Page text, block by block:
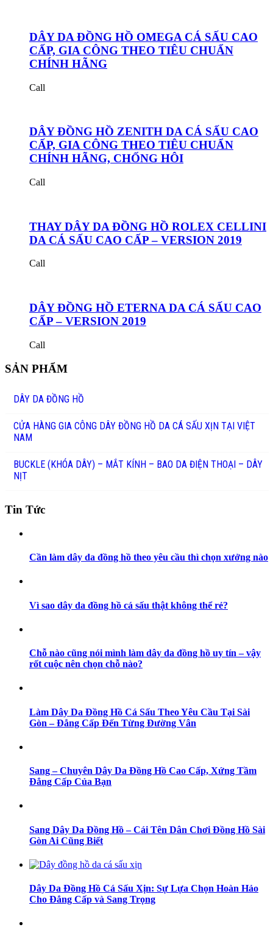
DÂY DA ĐỒNG HỒ OMEGA CÁ SẤU CAO
CẤP, GIA CÔNG THEO TIÊU CHUẨN
CHÍNH HÃNG
Call
DÂY ĐỒNG HỒ ZENITH DA CÁ SẤU CAO
CẤP, GIA CÔNG THEO TIÊU CHUẨN
CHÍNH HÃNG, CHỐNG HÔI
Call
THAY DÂY DA ĐỒNG HỒ ROLEX CELLINI
DA CÁ SẤU CAO CẤP – VERSION 2019
Call
DÂY ĐỒNG HỒ ETERNA DA CÁ SẤU CAO
CẤP – VERSION 2019
Call
SẢN PHẨM
DÂY DA ĐỒNG HỒ
CỬA HÀNG GIA CÔNG DÂY ĐỒNG HỒ DA CÁ SẤU XỊN TẠI VIỆT
NAM
BUCKLE (KHÓA DÂY) – MẮT KÍNH – BAO DA ĐIỆN THOẠI – DÂY
NỊT
Tin Tức
Cần làm dây da đồng hồ theo yêu cầu thì chọn xưởng nào
Vì sao dây da đồng hồ cá sấu thật không thể rẻ?
Chỗ nào cũng nói mình làm dây da đồng hồ uy tín – vậy
rốt cuộc nên chọn chỗ nào?
Làm Dây Da Đồng Hồ Cá Sấu Theo Yêu Cầu Tại Sài
Gòn – Đẳng Cấp Đến Từng Đường Vân
Sang – Chuyên Dây Da Đồng Hồ Cao Cấp, Xứng Tầm
Đẳng Cấp Của Bạn
Sang Dây Da Đồng Hồ – Cái Tên Dân Chơi Đồng Hồ Sài
Gòn Ai Cũng Biết
Dây Da Đồng Hồ Cá Sấu Xịn: Sự Lựa Chọn Hoàn Hảo
Cho Đẳng Cấp và Sang Trọng